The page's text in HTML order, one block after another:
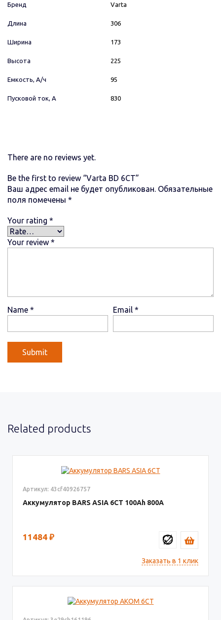
Бренд Varta
Длина 306
Ширина 173
Высота 225
Емкость, А/ч 95
Пусковой ток, А 830
There are no reviews yet.
Be the first to review “Varta BD 6CT”
Ваш адрес email не будет опубликован. Обязательные
поля помечены *
Your rating *
Your review *
Name * Email *
Related products
Артикул: 43cf40926757
Аккумулятор BARS ASIA 6CT 100 800
11484 ₽
Заказать в 1 клик